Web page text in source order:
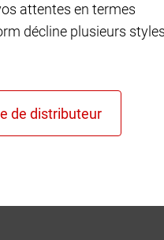
attentes en termes
décline plusieurs